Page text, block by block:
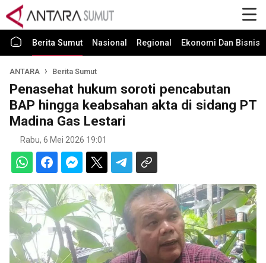
Berita Sumut Nasional Regional Ekonomi Dan Bisnis
ANTARA Berita Sumut
Penasehat hukum soroti pencabutan
BAP hingga keabsahan akta di sidang PT
Madina Gas Lestari
Rabu, 6 Mei 2026 19:01